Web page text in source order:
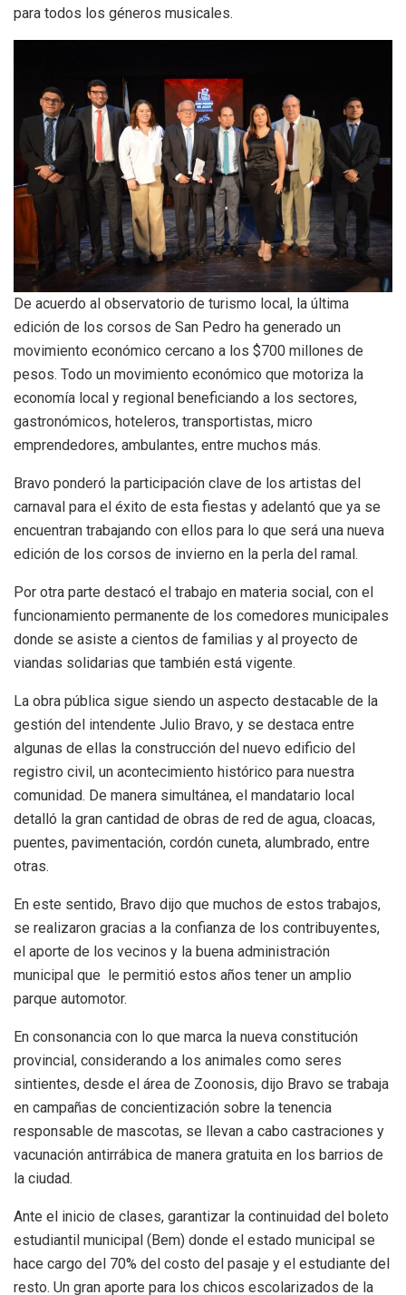
para todos los géneros musicales.
De acuerdo al observatorio de turismo local, la última
edición de los corsos de San Pedro ha generado un
movimiento económico cercano a los $700 millones de
pesos. Todo un movimiento económico que motoriza la
economía local y regional beneficiando a los sectores,
gastronómicos, hoteleros, transportistas, micro
emprendedores, ambulantes, entre muchos más.
Bravo ponderó la participación clave de los artistas del
carnaval para el éxito de esta fiestas y adelantó que ya se
encuentran trabajando con ellos para lo que será una nueva
edición de los corsos de invierno en la perla del ramal.
Por otra parte destacó el trabajo en materia social, con el
funcionamiento permanente de los comedores municipales
donde se asiste a cientos de familias y al proyecto de
viandas solidarias que también está vigente.
La obra pública sigue siendo un aspecto destacable de la
gestión del intendente Julio Bravo, y se destaca entre
algunas de ellas la construcción del nuevo edificio del
registro civil, un acontecimiento histórico para nuestra
comunidad. De manera simultánea, el mandatario local
detalló la gran cantidad de obras de red de agua, cloacas,
puentes, pavimentación, cordón cuneta, alumbrado, entre
otras.
En este sentido, Bravo dijo que muchos de estos trabajos,
se realizaron gracias a la confianza de los contribuyentes,
el aporte de los vecinos y la buena administración
municipal que le permitió estos años tener un amplio
parque automotor.
En consonancia con lo que marca la nueva constitución
provincial, considerando a los animales como seres
sintientes, desde el área de Zoonosis, dijo Bravo se trabaja
en campañas de concientización sobre la tenencia
responsable de mascotas, se llevan a cabo castraciones y
vacunación antirrábica de manera gratuita en los barrios de
la ciudad.
Ante el inicio de clases, garantizar la continuidad del boleto
estudiantil municipal (Bem) donde el estado municipal se
hace cargo del 70% del costo del pasaje y el estudiante del
resto. Un gran aporte para los chicos escolarizados de la